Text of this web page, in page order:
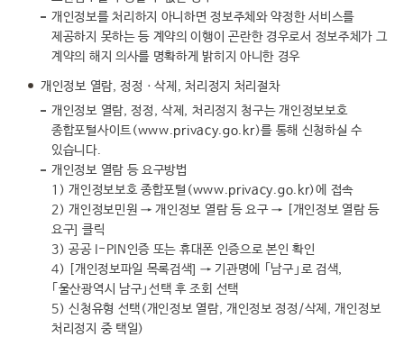
개인정보를 처리하지 아니하면 정보주체와 약정한 서비스를
제공하지 못하는 등 계약의 이행이 곤란한 경우로서 정보주체가 그
계약의 해지 의사를 명확하게 밝히지 아니한 경우
개인정보 열람, 정정ㆍ삭제, 처리정지 처리절차
개인정보 열람, 정정, 삭제, 처리정지 청구는 개인정보보호
종합포털사이트(www.privacy.go.kr)를 통해 신청하실 수
있습니다.
개인정보 열람 등 요구방법
1) 개인정보보호 종합포털(www.privacy.go.kr)에 접속
2) 개인정보민원 → 개인정보 열람 등 요구 → [개인정보 열람 등
요구] 클릭
3) 공공 I-PIN인증 또는 휴대폰 인증으로 본인 확인
4) [개인정보파일 목록검색] → 기관명에 ｢남구｣로 검색,
｢울산광역시 남구｣선택 후 조회 선택
5) 신청유형 선택(개인정보 열람, 개인정보 정정/삭제, 개인정보
처리정지 중 택일)